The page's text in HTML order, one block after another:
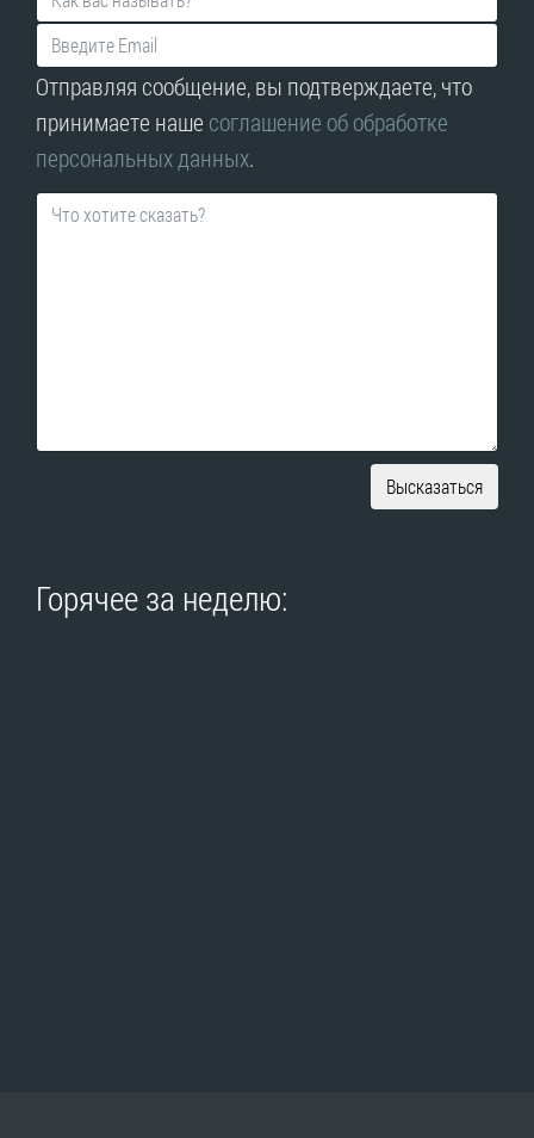
Отправляя сообщение, вы подтверждаете, что
принимаете наше соглашение об обработке
персональных данных.
Высказаться
Горячее за неделю: